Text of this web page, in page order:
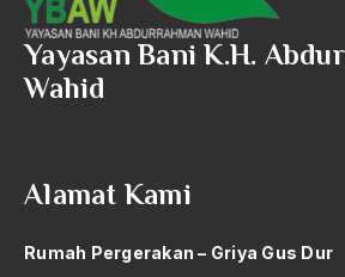
Yayasan Bani K.H.
Wahid
Alamat Kami
Rumah Pergerakan – Griya Gus Dur